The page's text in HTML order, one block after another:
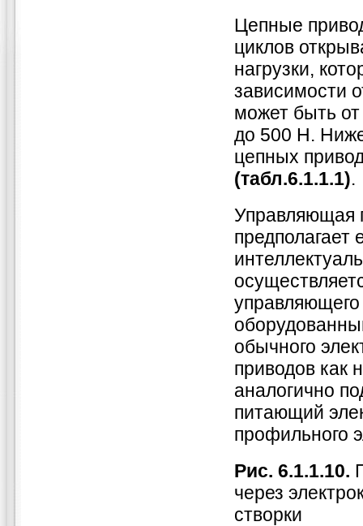
Цепные
циклов
нагрузки,
зависимости
может быть
до 500 Н.
цепных
(табл.6.1.1.1).
Управляющая
предполагает
обычного
приводов как
аналогично
питающий
профильного
Рис. 6.1.1.10.
через
створки